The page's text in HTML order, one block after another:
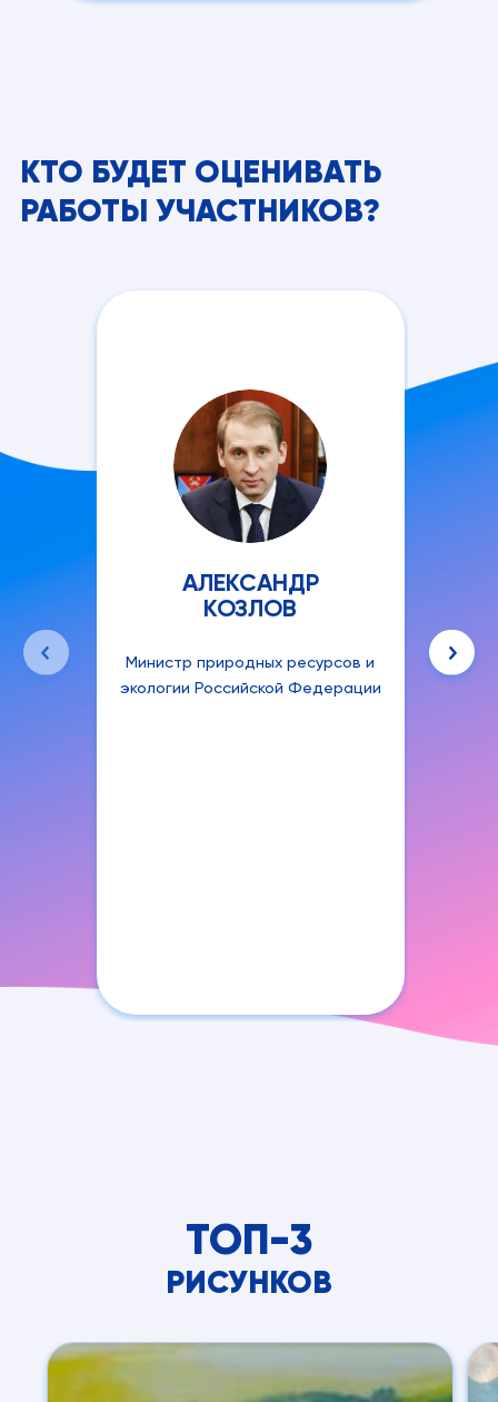
КТО БУДЕТ ОЦЕНИВАТЬ
РАБОТЫ УЧАСТНИКОВ?
АЛЕКСАНДР
КОЗЛОВ
Министр природных ресурсов и
экологии Российской Федерации
ТОП-3
РИСУНКОВ